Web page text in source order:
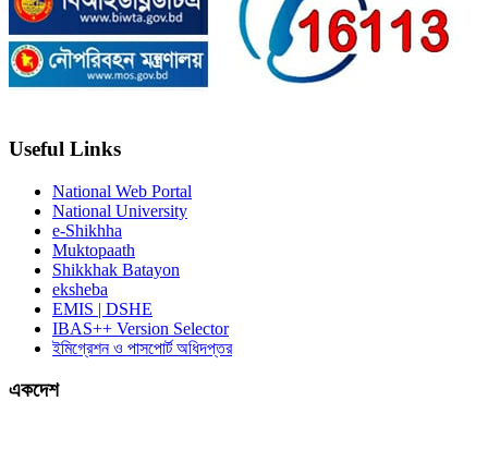
Useful Links
National Web Portal
National University
e-Shikhha
Muktopaath
Shikkhak Batayon
eksheba
EMIS | DSHE
IBAS++ Version Selector
ইমিগ্রেশন ও পাসপোর্ট অধিদপ্তর
একদেশ